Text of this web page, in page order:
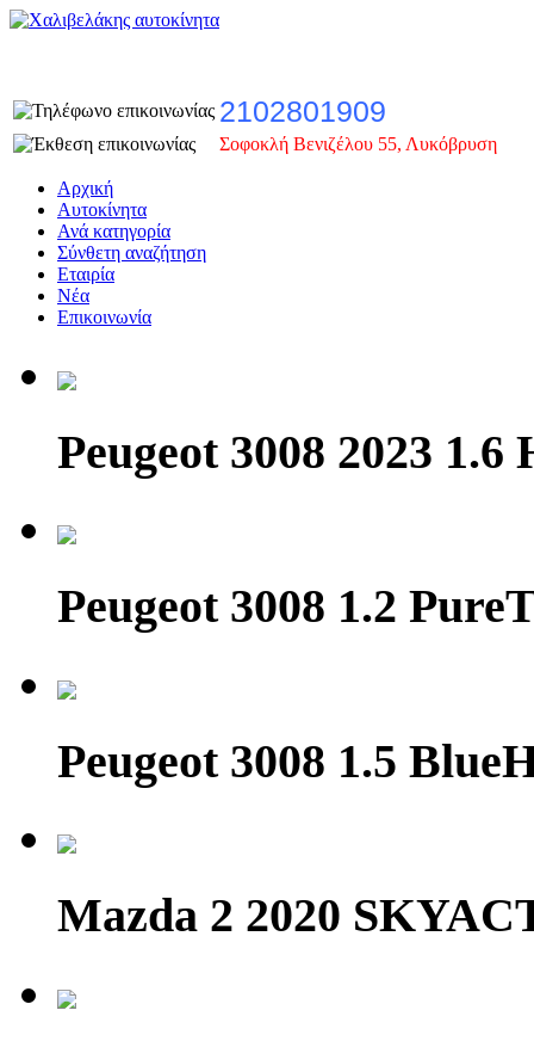
2102801909
Σοφοκλή Βενιζέλου 55, Λυκόβρυση
Αρχική
Αυτοκίνητα
Ανά κατηγορία
Σύνθετη αναζήτηση
Εταιρία
Νέα
Επικοινωνία
Peugeot 3008 2023
Peugeot 3008 1.2
Peugeot 3008 1.5
Mazda 2 2020